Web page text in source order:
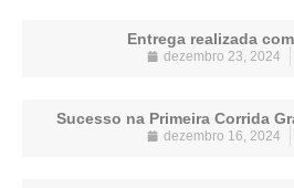
Entrega realizada
dezembro 23, 2024
Sucesso na Primeira Corrida
dezembro 16, 2024